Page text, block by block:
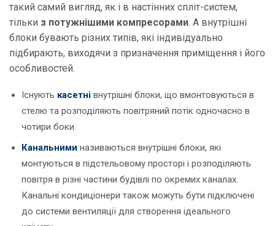
такий самий вигляд, як і в настінних спліт-систем,
тільки з потужнішими компресорами. А внутрішні
блоки бувають різних типів, які індивідуально
підбирають, виходячи з призначення приміщення і його
особливостей.
Існують касетні внутрішні блоки, що вмонтовуються в
стелю та розподіляють повітряний потік одночасно в
чотири боки.
Канальними називаються внутрішні блоки, які
монтуються в підстельовому просторі і розподіляють
повітря в різні частини будівлі по окремих каналах.
Канальні кондиціонери також можуть бути підключені
до системи вентиляції для створення ідеального